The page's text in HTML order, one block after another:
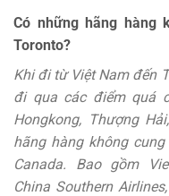
Có những hãng hàng
Toronto?
Khi đi từ Việt Nam đến
đi qua các điểm quá
Hongkong, Thượng
hãng hàng không
Canada. Bao gồm
China Southern